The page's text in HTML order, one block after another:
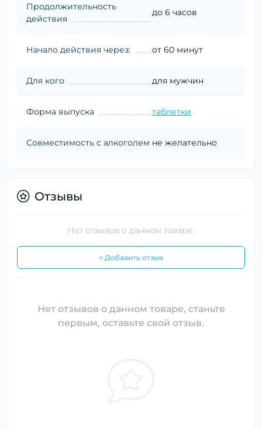
Продолжительность
действия
до 6 часов
Начало действия через: от 60 минут
Для кого для мужчин
Форма выпуска таблетки
Совместимость с алкоголем не желательно
Отзывы
Нет отзывов о данном товаре.
+ Добавить отзыв
Нет отзывов о данном товаре, станьте
первым, оставьте свой отзыв.